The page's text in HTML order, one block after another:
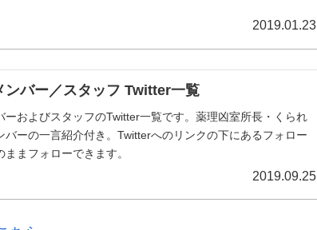
2019.01.23
ンバー／スタッフ Twitter一覧
ーおよびスタッフのTwitter一覧です。薬理凶室所長・くられ
バーの一言紹介付き。Twitterへのリンクの下にあるフォロー
まフォローできます。
2019.09.25